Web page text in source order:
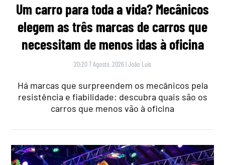
Um carro para toda a vida? Mecânicos
elegem as três marcas de carros que
necessitam de menos idas à oficina
20:20 7 Agosto, 2026 |João Luís
Há marcas que surpreendem os mecânicos pela
resistência e fiabilidade: descubra quais são os
carros que menos vão à oficina